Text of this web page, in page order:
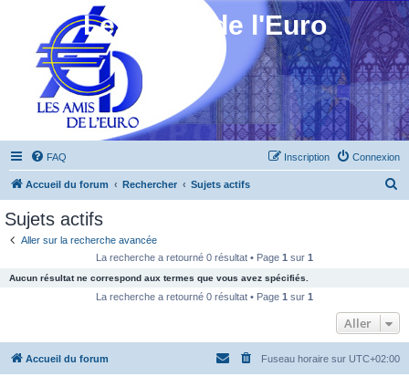
Les Amis de l'Euro
FAQ Connexion
Inscription
Accueil du forum Rechercher Sujets actifs
c
e
Sujets actifs
Aller sur la recherche avancée
La recherche a retourné 0 résultat • Page 1 sur 1
Aucun résultat ne correspond aux termes que vous avez spécifiés.
La recherche a retourné 0 résultat • Page 1 sur 1
Aller
Accueil du forum Fuseau horaire sur UTC+02:00